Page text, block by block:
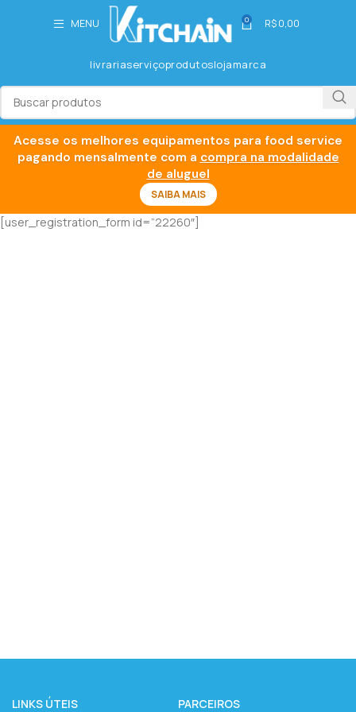
MENU 0 R$0,00
livrariaserviçoprodutoslojamarca
[user_registration_form id=”22260″]
LINKS ÚTEIS PARCEIROS
Acesse os melhores equipamentos para food service
pagando mensalmente com a compra na modalidade
de aluguel
SAIBA MAIS